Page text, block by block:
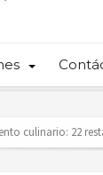
para la